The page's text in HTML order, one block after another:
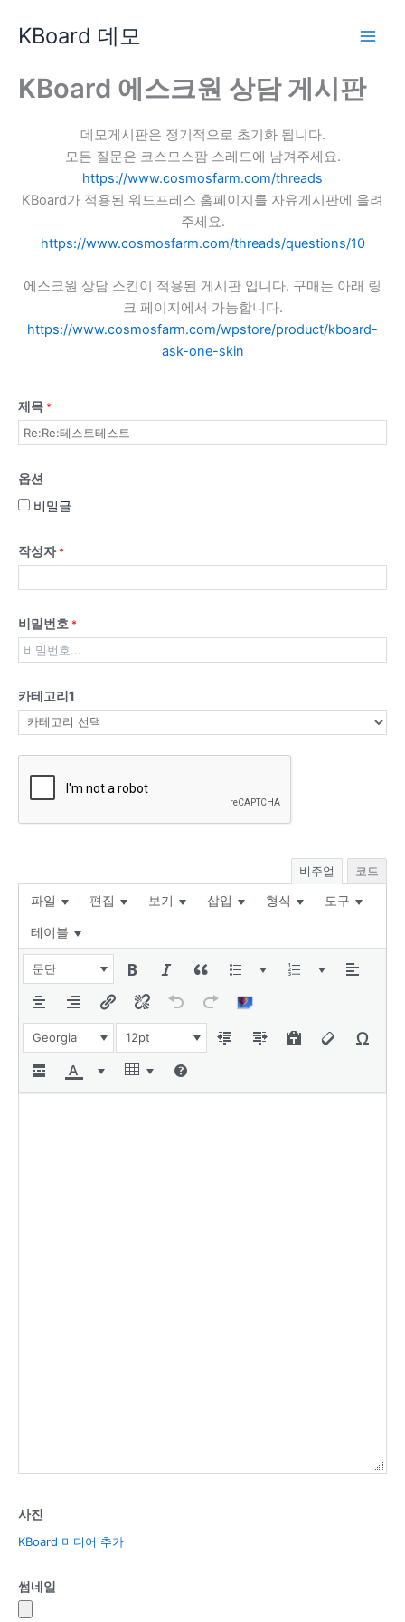
로
KBoard 데모
KBoard 에스크원 상담 게시판
데모게시판은 정기적으로 초기화 됩니다.
모든 질문은 코스모스팜 스레드에 남겨주세요.
https://www.cosmosfarm.com/threads
KBoard가 적용된 워드프레스 홈페이지를 자유게시판에 올려
주세요.
https://www.cosmosfarm.com/threads/questions/10
에스크원 상담 스킨이 적용된 게시판 입니다. 구매는 아래 링
크 페이지에서 가능합니다.
https://www.cosmosfarm.com/wpstore/product/kboard-
ask-one-skin
제목 *
옵션
비밀글
작성자 *
비밀번호 *
카테고리1
비주얼 코드
파일 편집 보기 삽입 형식 도구
테이블
문단
Georgia 12pt
사진
KBoard 미디어 추가
썸네일